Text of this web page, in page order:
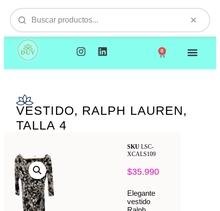
0
VESTIDO, RALPH LAUREN,
TALLA 4
SKULSC-
XCALS109
$35.990
Elegante
vestido